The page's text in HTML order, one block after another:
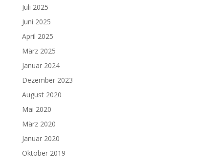
Juli 2025
Juni 2025
April 2025
März 2025
Januar 2024
Dezember 2023
August 2020
Mai 2020
März 2020
Januar 2020
Oktober 2019